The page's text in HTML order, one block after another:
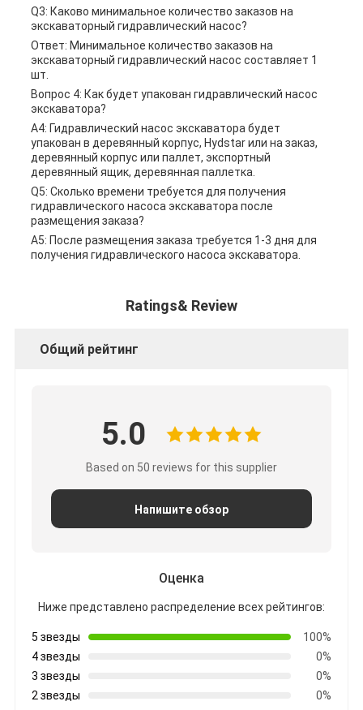
Q3: Каково минимальное количество заказов на
экскаваторный гидравлический насос?
Ответ: Минимальное количество заказов на
экскаваторный гидравлический насос составляет 1
шт.
Вопрос 4: Как будет упакован гидравлический насос
экскаватора?
A4: Гидравлический насос экскаватора будет
упакован в деревянный корпус, Hydstar или на заказ,
деревянный корпус или паллет, экспортный
деревянный ящик, деревянная паллетка.
Q5: Сколько времени требуется для получения
гидравлического насоса экскаватора после
размещения заказа?
A5: После размещения заказа требуется 1-3 дня для
получения гидравлического насоса экскаватора.
Ratings& Review
Общий рейтинг
5.0
Based on 50 reviews for this supplier
Напишите обзор
Оценка
Ниже представлено распределение всех рейтингов:
5 звезды
100%
4 звезды
0%
3 звезды
0%
2 звезды
0%